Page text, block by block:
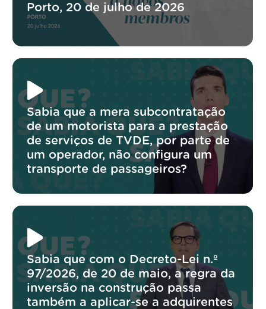
Porto, 20 de julho de 2026
Sabia que a mera subcontratação
de um motorista para a prestação
de serviços de TVDE, por parte de
um operador, não configura um
transporte de passageiros?
Sabia que com o Decreto-Lei n.º
97/2026, de 20 de maio, a regra da
inversão na construção passa
também a aplicar-se a adquirentes